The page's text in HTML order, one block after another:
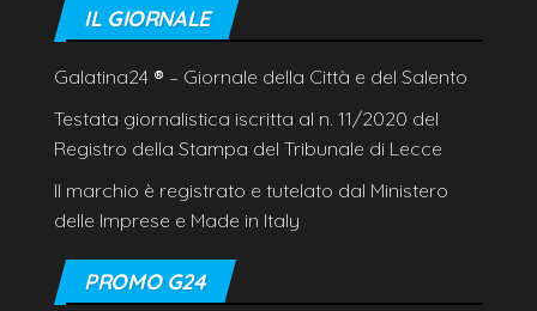
IL GIORNALE
Galatina24 ® – Giornale della Città e del Salento
Testata giornalistica iscritta al n. 11/2020 del
Registro della Stampa del Tribunale di Lecce
Il marchio è registrato e tutelato dal Ministero
delle Imprese e Made in Italy
PROMO G24